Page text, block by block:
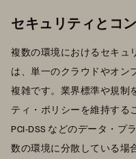
セキュリティとコ
複数の環境におけるセキュ
は、単一のクラウドやオン
複雑です。業界標準や規制
ティ・ポリシーを維持する
PCI-DSS などのデータ・プ
数の環境に分散している場